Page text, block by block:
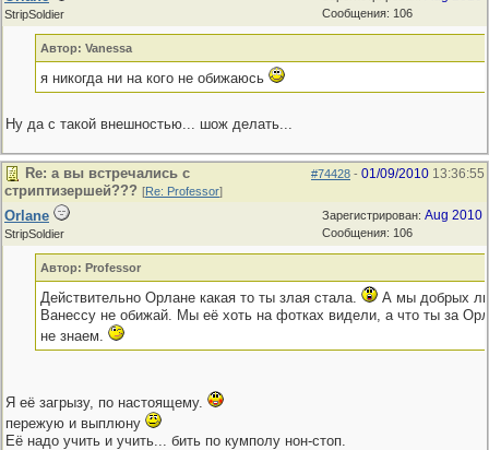
Сообщения: 106
StripSoldier
Автор: Vanessa
я никогда ни на кого не обижаюсь
Ну да с такой внешностью... шож делать...
#74428 - 01/09/2010 13:36:55
Re: а вы встречались с
стриптизершей??? [Re: Professor]
Зарегистрирован: Aug 2010
Сообщения: 106
Orlane
StripSoldier
Автор: Professor
Действительно Oрлане какая то ты злая стала.
А мы добрых
Ванессу не обижай. Мы её хоть на фотках видели, а что ты за
не знаем.
Я её загрызу, по настоящему.
пережую и выплюну
Её надо учить и учить... бить по кумполу нон-стоп.